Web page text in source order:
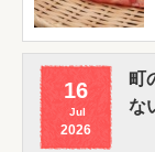
16
Jul
2026
町
な